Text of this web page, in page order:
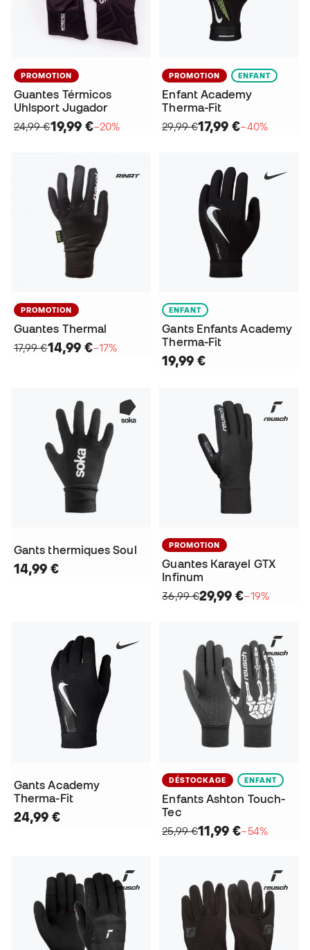
PROMOTION
Guantes Térmicos
Uhlsport Jugador
24,99 €19,99 €−20%
PROMOTION ENFANT
Enfant Academy
Therma-Fit
29,99 €17,99 €−40%
PROMOTION
Guantes Thermal
17,99 €14,99 €−17%
ENFANT
Gants Enfants Academy
Therma-Fit
19,99 €
Gants thermiques Soul
14,99 €
PROMOTION
Guantes Karayel GTX
Infinum
36,99 €29,99 €−19%
Gants Academy
Therma-Fit
24,99 €
DÉSTOCKAGE ENFANT
Enfants Ashton Touch-
Tec
25,99 €11,99 €−54%